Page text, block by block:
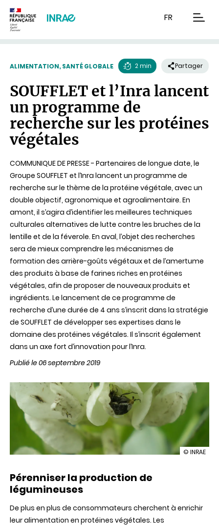
FR
ALIMENTATION, SANTÉ GLOBALE
de
lecture
2 min Partager
SOUFFLET et l’Inra lancent
un programme de
recherche sur les protéines
végétales
COMMUNIQUE DE PRESSE - Partenaires de longue date, le
Groupe SOUFFLET et l’Inra lancent un programme de
recherche sur le thème de la protéine végétale, avec un
double objectif, agronomique et agroalimentaire. En
amont, il s’agira d’identifier les meilleures techniques
culturales alternatives de lutte contre les bruches de la
lentille et de la féverole. En aval, l’objet des recherches
sera de mieux comprendre les mécanismes de
formation des arrière-goûts végétaux et de l’amertume
des produits à base de farines riches en protéines
végétales, afin de proposer de nouveaux produits et
ingrédients. Le lancement de ce programme de
recherche d’une durée de 4 ans s’inscrit dans la stratégie
de SOUFFLET de développer ses expertises dans le
domaine des protéines végétales. Il s’inscrit également
dans un axe fort d’innovation pour l’Inra.
Publié le 06 septembre 2019
illustration
de
© INRAE
Pérenniser la production de
légumineuses
De plus en plus de consommateurs cherchent à enrichir
leur alimentation en protéines végétales. Les